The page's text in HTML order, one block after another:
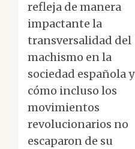
refleja de manera
impactante la
transversalidad del
machismo en la
sociedad española y
cómo incluso los
movimientos
revolucionarios no
escaparon de su